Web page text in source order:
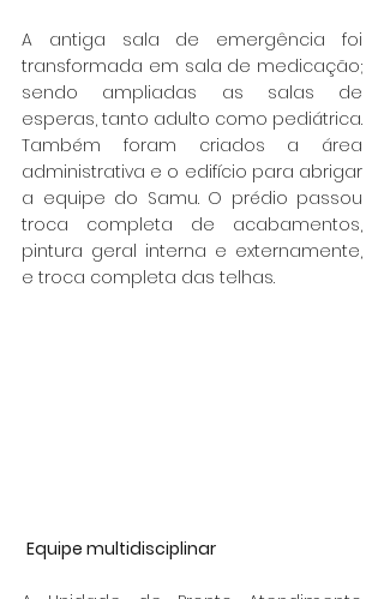
A antiga sala de emergência foi
transformada em sala de medicação;
sendo ampliadas as salas de
esperas, tanto adulto como pediátrica.
Também foram criados a área
administrativa e o edifício para abrigar
a equipe do Samu. O prédio passou
troca completa de acabamentos,
pintura geral interna e externamente,
e troca completa das telhas.
Equipe multidisciplinar